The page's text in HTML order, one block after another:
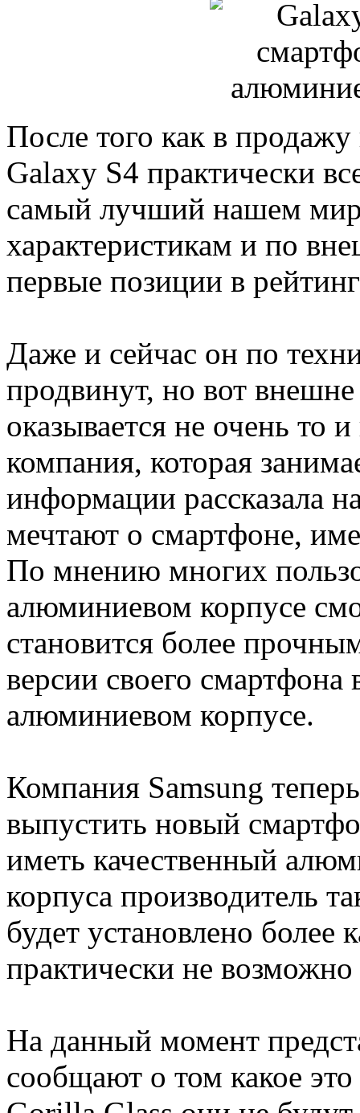
После того как в
Galaxy S4 практически
самый лучший нашем
характеристикам и по
первые позиции в
Даже и сейчас он по
продвинут, но вот
оказывается не очень то
компания, которая
информации рассказала
мечтают о смартфоне,
По мнению многих
алюминиевом корпусе
становится более
версии своего
алюминиевом корпусе.
Компания Samsung
выпустить новый
иметь качественный
корпуса производитель
будет установлено более
практически не возможно
На данный момент
сообщают о том какое это